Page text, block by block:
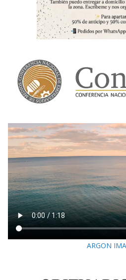
ARGON